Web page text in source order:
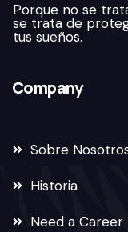
Porque no se
se trata de
tus sueños.
Company
Sobre
Historia
Need a Career